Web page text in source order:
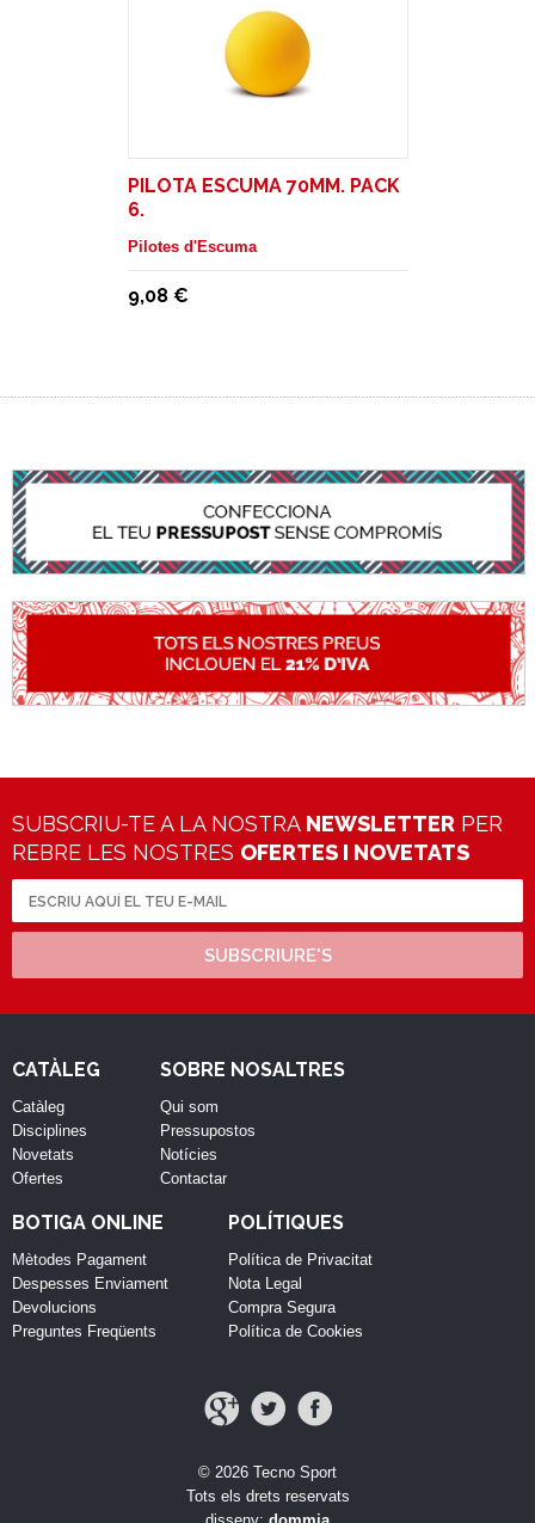
PILOTA ESCUMA 70MM. PACK
6.
Pilotes d'Escuma
9,08 €
SUBSCRIU-TE A LA NOSTRA NEWSLETTER PER
REBRE LES NOSTRES OFERTES I NOVETATS
SUBSCRIURE'S
CATÀLEG
Catàleg
Disciplines
Novetats
Ofertes
SOBRE NOSALTRES
Qui som
Pressupostos
Notícies
Contactar
BOTIGA ONLINE
Mètodes Pagament
Despesses Enviament
Devolucions
Preguntes Freqüents
POLÍTIQUES
Política de Privacitat
Nota Legal
Compra Segura
Política de Cookies
© 2026 Tecno Sport
Tots els drets reservats